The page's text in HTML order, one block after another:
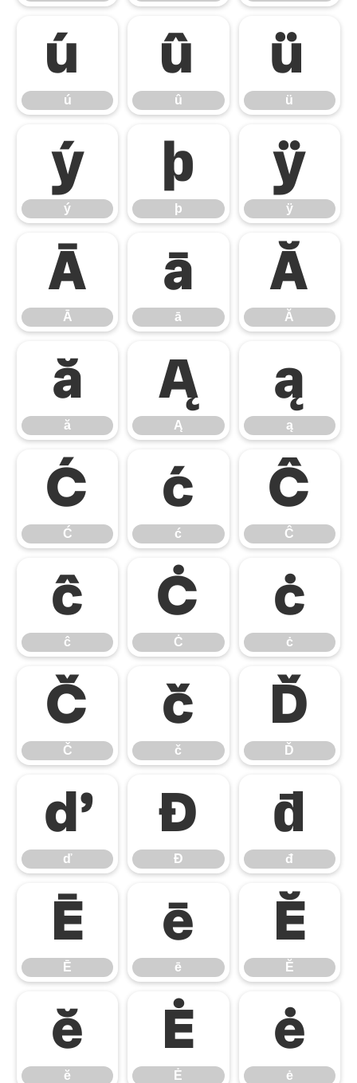
ú
ú
û
û
ü
ü
ý
ý
þ
þ
ÿ
ÿ
Ā
Ā
ā
ā
Ă
Ă
ă
ă
Ą
Ą
ą
ą
Ć
Ć
ć
ć
Ĉ
Ĉ
ĉ
ĉ
Ċ
Ċ
ċ
ċ
Č
Č
č
č
Ď
Ď
ď
ď
Đ
Đ
đ
đ
Ē
Ē
ē
ē
Ĕ
Ĕ
ĕ
ĕ
Ė
Ė
ė
ė